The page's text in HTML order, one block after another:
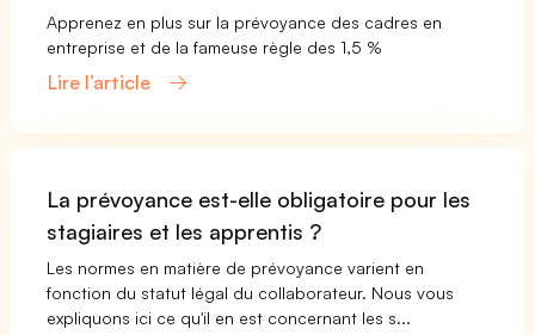
Apprenez en plus sur la prévoyance des cadres en
entreprise et de la fameuse règle des 1,5 %
Lire l’article
La prévoyance est-elle obligatoire pour les
stagiaires et les apprentis ?
Les normes en matière de prévoyance varient en
fonction du statut légal du collaborateur. Nous vous
expliquons ici ce qu'il en est concernant les s...